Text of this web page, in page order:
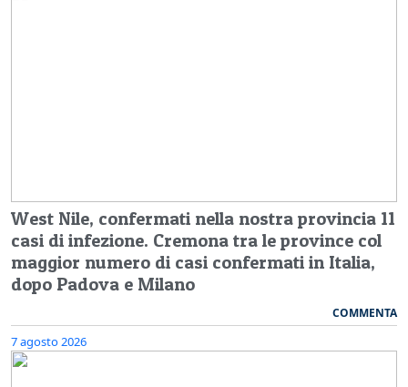
West Nile, confermati nella nostra provincia 11
casi di infezione. Cremona tra le province col
maggior numero di casi confermati in Italia,
dopo Padova e Milano
COMMENTA
7 agosto 2026